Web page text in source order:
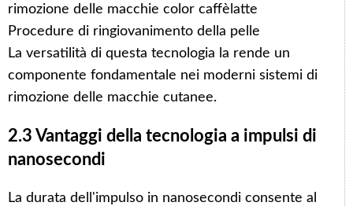
rimozione delle macchie color caffèlatte
Procedure di ringiovanimento della pelle
La versatilità di questa tecnologia la rende un
componente fondamentale nei moderni sistemi di
rimozione delle macchie cutanee.
2.3 Vantaggi della tecnologia a impulsi di
nanosecondi
La durata dell'impulso in nanosecondi consente al